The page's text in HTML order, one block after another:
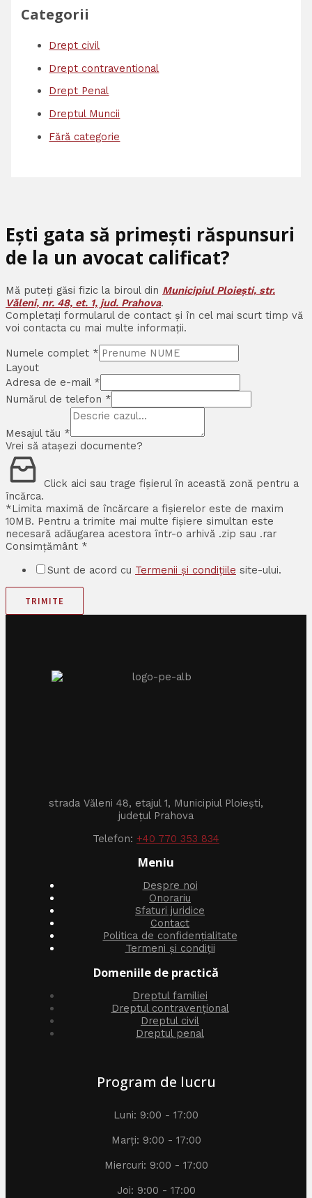
Categorii
Drept civil
Drept contraventional
Drept Penal
Dreptul Muncii
Fără categorie
Ești gata să primești răspunsuri
de la un avocat calificat?
Mă puteți găsi fizic la biroul din Municipiul Ploiești, str.
Văleni, nr. 48, et. 1, jud. Prahova.
Completați formularul de contact și în cel mai scurt timp vă
voi contacta cu mai multe informații.
Numele complet *
Layout
Adresa de e-mail *
Numărul de telefon *
Mesajul tău *
Vrei să atașezi documente?
Click aici sau trage fișierul în această zonă pentru a
încărca.
*Limita maximă de încărcare a fișierelor este de maxim
10MB. Pentru a trimite mai multe fișiere simultan este
necesară adăugarea acestora într-o arhivă .zip sau .rar
Consimțământ *
Sunt de acord cu Termenii și condițiile site-ului.
TRIMITE
strada Văleni 48, etajul 1, Municipiul Ploiești,
județul Prahova
Telefon: +40 770 353 834
Meniu
Despre noi
Onorariu
Sfaturi juridice
Contact
Politica de confidențialitate
Termeni și condiții
Domeniile de practică
Dreptul familiei
Dreptul contravențional
Dreptul civil
Dreptul penal
Program de lucru
Luni: 9:00 - 17:00
Marți: 9:00 - 17:00
Miercuri: 9:00 - 17:00
Joi: 9:00 - 17:00